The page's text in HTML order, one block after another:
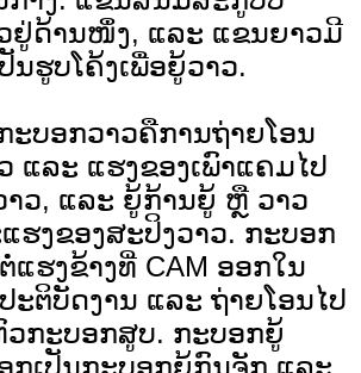
ຢູ່ດ້ານໜຶ່ງ, ແລະ ແຂນຍາວມີ
ນຮູບໂຄ້ງເພື່ອຍູ້ວາວ.
ບອກວາວຄືການຖ່າຍໂອນ
ແລະ ແຮງຂອງເພົາແຄມໄປ
ວ, ແລະ ຍູ້ກ້ານຍູ້ ຫຼື ວາວ
ຮງຂອງສະປິງວາວ. ກະບອກ
ແຮງຂ້າງທີ່ CAM ອອກໃນ
ະຕິບັດງານ ແລະ ຖ່າຍໂອນໄປ
ກະບອກສູບ. ກະບອກຍູ້
ກເປັນກະບອກຍູ້ກົນຈັກ ແລະ